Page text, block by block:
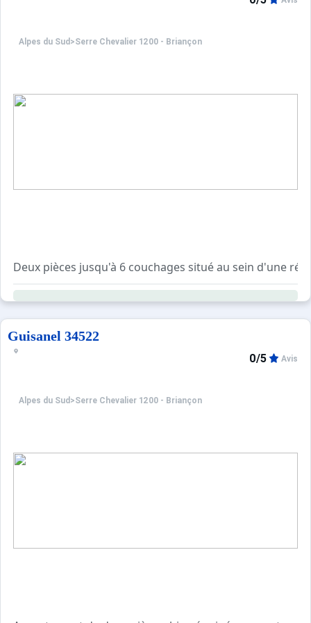
Alpes du Sud >Serre Chevalier 1200 - Briançon
Deux pièces jusqu'à 6 couchages situé au sein d'une
Il se compose d'un coin montagne indépendant (2 lits
Petit balcon avec exposition Ouest - Vue sur les pistes,
Parking 150 places gratuites à 150 mètres de la
Guisanel 34522
Alpes du Sud >Serre Chevalier 1200 - Briançon
0/5 Avis